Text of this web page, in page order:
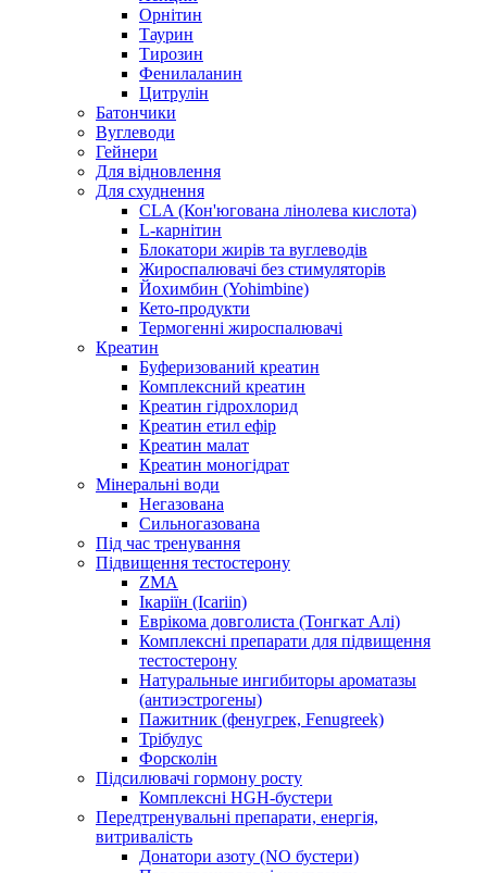
Орнітин
Таурин
Тирозин
Фенилаланин
Цитрулін
Батончики
Вуглеводи
Гейнери
Для відновлення
Для схуднення
CLA (Кон'югована лінолева кислота)
L-карнітин
Блокатори жирів та вуглеводів
Жироспалювачі без стимуляторів
Йохимбин (Yohimbine)
Кето-продукти
Термогенні жироспалювачі
Креатин
Буферизований креатин
Комплексний креатин
Креатин гідрохлорид
Креатин етил ефір
Креатин малат
Креатин моногідрат
Мінеральні води
Негазована
Сильногазована
Під час тренування
Підвищення тестостерону
ZMA
Ікаріїн (Icariin)
Еврікома довголиста (Тонгкат Алі)
Комплексні препарати для підвищення
тестостерону
Натуральные ингибиторы ароматазы
(антиэстрогены)
Пажитник (фенугрек, Fenugreek)
Трібулус
Форсколін
Підсилювачі гормону росту
Комплексні HGH-бустери
Передтренувальні препарати, енергія,
витривалість
Донатори азоту (NO бустери)